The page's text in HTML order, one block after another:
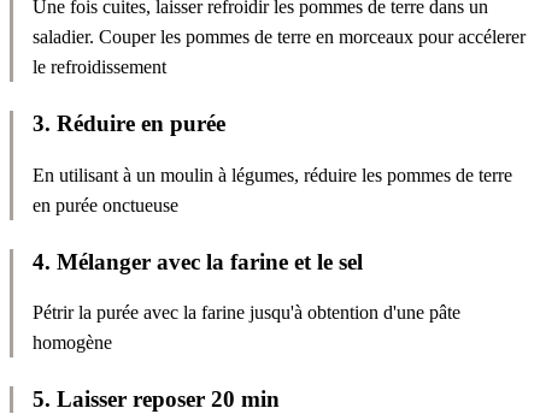
Une fois cuites, laisser refroidir les pommes de terre dans un
saladier. Couper les pommes de terre en morceaux pour accélerer
le refroidissement
3. Réduire en purée
En utilisant à un moulin à légumes, réduire les pommes de terre
en purée onctueuse
4. Mélanger avec la farine et le sel
Pétrir la purée avec la farine jusqu'à obtention d'une pâte
homogène
5. Laisser reposer 20 min